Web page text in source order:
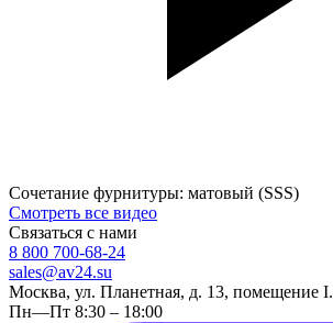
Сочетание фурнитуры: матовый (SSS)
Смотреть все видео
Связаться с нами
8 800 700-68-24
sales@av24.su
Москва, ул. Планетная, д. 13, помещение I.
Пн—Пт 8:30 – 18:00